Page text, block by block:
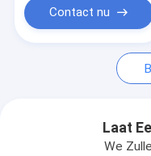
Contact nu
Laat
We